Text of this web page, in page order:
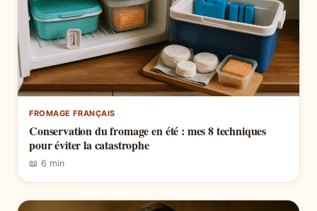
FROMAGE FRANÇAIS
Conservation du fromage en été : mes 8 techniques
pour éviter la catastrophe
📖 6 min